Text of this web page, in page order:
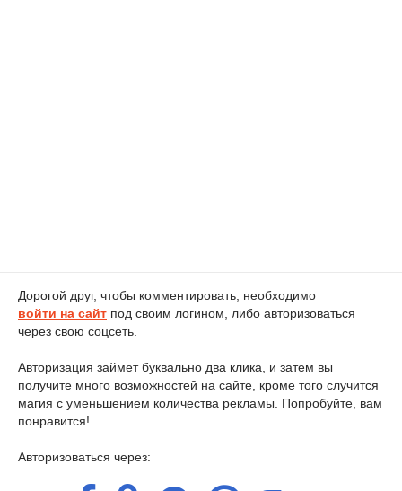
Дорогой друг, чтобы комментировать, необходимо
войти на сайт под своим логином, либо авторизоваться
через свою соцсеть.
Авторизация займет буквально два клика, и затем вы
получите много возможностей на сайте, кроме того случится
магия с уменьшением количества рекламы. Попробуйте, вам
понравится!
Авторизоваться через: